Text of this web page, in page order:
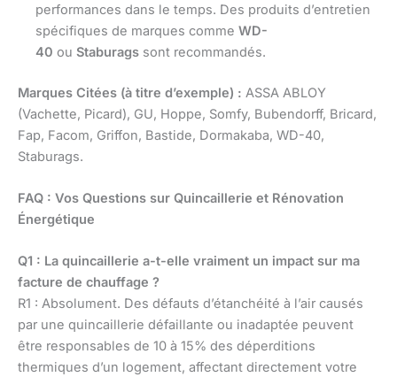
performances dans le temps. Des produits d’entretien
spécifiques de marques comme WD-
40 ou Staburags sont recommandés.
Marques Citées (à titre d’exemple) : ASSA ABLOY
(Vachette, Picard), GU, Hoppe, Somfy, Bubendorff, Bricard,
Fap, Facom, Griffon, Bastide, Dormakaba, WD-40,
Staburags.
FAQ : Vos Questions sur Quincaillerie et Rénovation
Énergétique
Q1 : La quincaillerie a-t-elle vraiment un impact sur ma
facture de chauffage ?
R1 : Absolument. Des défauts d’étanchéité à l’air causés
par une quincaillerie défaillante ou inadaptée peuvent
être responsables de 10 à 15% des déperditions
thermiques d’un logement, affectant directement votre